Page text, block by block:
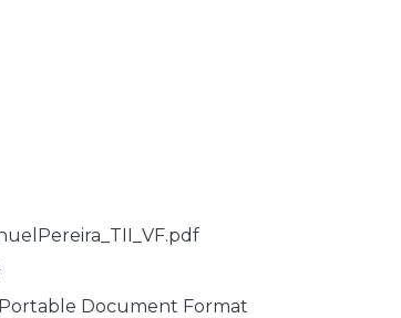
Document Format